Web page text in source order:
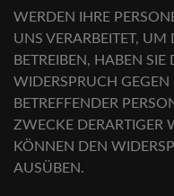
WERDEN IHRE
UNS VERARBEITET,
BETREIBEN, HABEN SIE
WIDERSPRUCH GEGEN
BETREFFENDER
ZWECKE DERARTIGER
KÖNNEN DEN
AUSÜBEN.